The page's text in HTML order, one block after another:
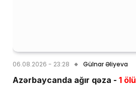
06.08.2026 - 23:28 Gülnar Əliyeva
Azərbaycanda ağır qəza - 1